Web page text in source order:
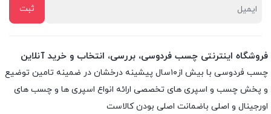
فروشگاه اینترنتی چسب فردوسی، بررسی، انتخاب و خرید آنلاین
چسب فردوسی با بیش از۱۰سال پیشینه درخشان در ضمینه تامین توضیع
و پخش چسب و اسپری های تخصصی ارائه انواع اسپری ها و چسب های
اورجینال و اصلی باضمانت اصلی بودن کالاست